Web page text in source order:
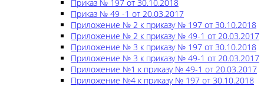
Приказ № 197 от 30.10.2018
Приказ № 49 -1 от 20.03.2017
Приложение № 2 к приказу № 197 от 30.10.2018
Приложение № 2 к приказу № 49-1 от 20.03.2017
Приложение № 3 к приказу № 197 от 30.10.2018
Приложение № 3 к приказу № 49-1 от 20.03.2017
Приложение №1 к приказу № 49-1 от 20.03.2017
Приложение №4 к приказу № 197 от 30.10.2018